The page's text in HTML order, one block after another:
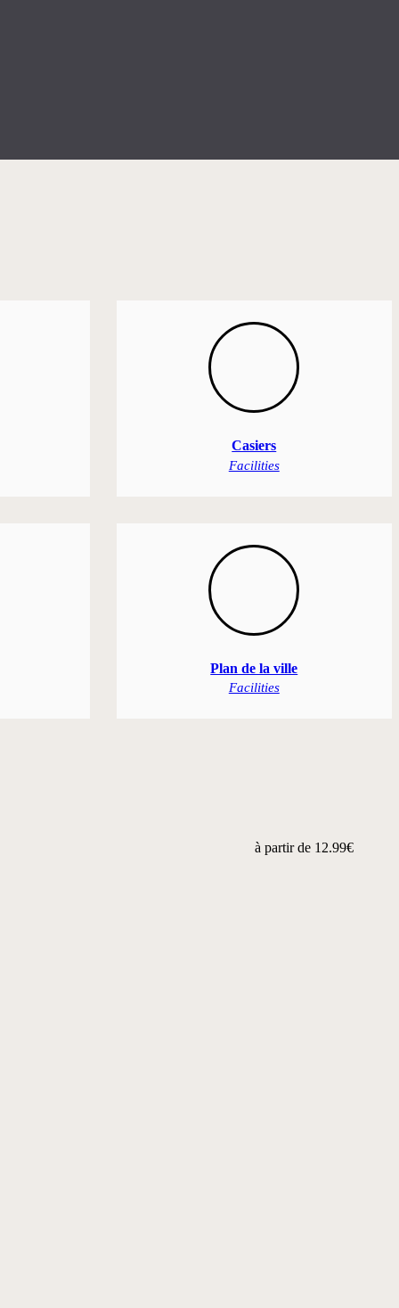
Casiers
Facilities
Plan de la ville
Facilities
à partir de 12.99€